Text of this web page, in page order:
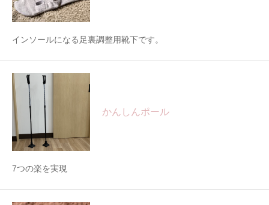
インソールになる足裏調整用靴下です。
かんしんポール
7つの楽を実現